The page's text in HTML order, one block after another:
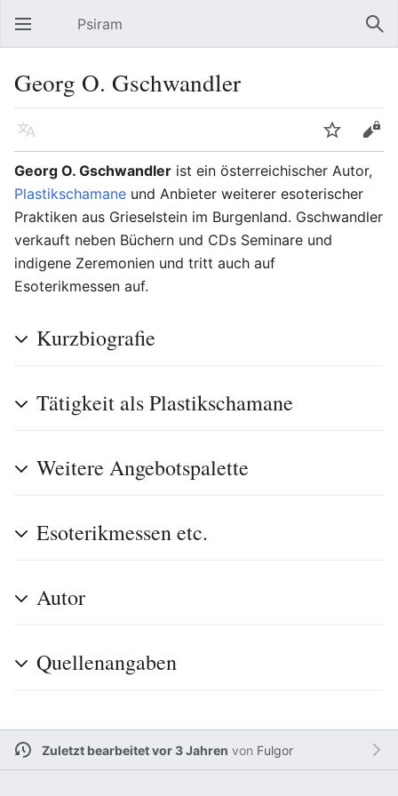
Hauptmenü öffnen Psiram
Georg O. Gschwandler
Sprache Beobachten
Bearbeiten
Georg O. Gschwandler ist ein österreichischer Autor,
Plastikschamane und Anbieter weiterer esoterischer
Praktiken aus Grieselstein im Burgenland. Gschwandler
verkauft neben Büchern und CDs Seminare und
indigene Zeremonien und tritt auch auf
Esoterikmessen auf.
Kurzbiografie
Tätigkeit als Plastikschamane
Weitere Angebotspalette
Esoterikmessen etc.
Autor
Quellenangaben
Zuletzt bearbeitet vor 3 Jahren von Fulgor